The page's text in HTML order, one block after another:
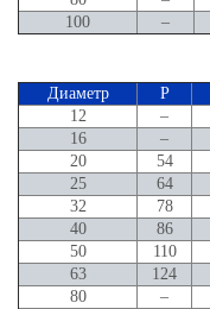
100
–
Диаметр P
12
–
16
–
20
54
25
64
32
78
40
86
50
110
63
124
80
–